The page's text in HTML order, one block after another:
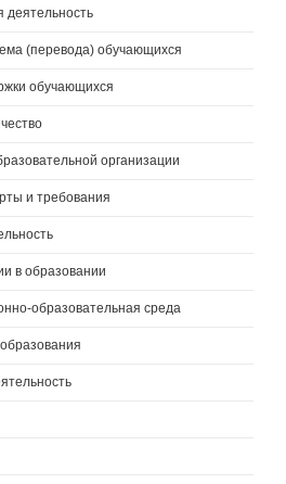
деятельность
(перевода) обучающихся
обучающихся
организации
и требования
в образовании
образовательная среда